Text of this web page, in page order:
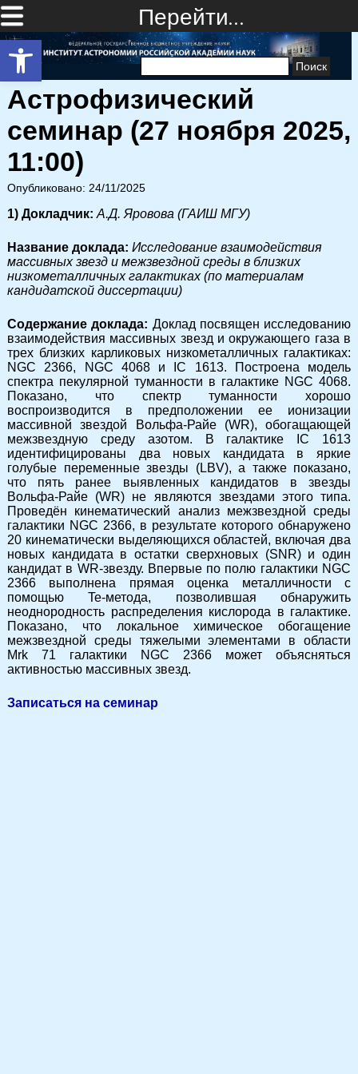
Открыть панель инструментов
Перейти…
Найти:
Астрофизический
семинар (27 ноября 2025,
11:00)
Опубликовано: 24/11/2025
1) Докладчик: А.Д. Яровова (ГАИШ МГУ)
Название доклада: Исследование взаимодействия
массивных звезд и межзвездной среды в близких
низкометалличных галактиках (по материалам
кандидатской диссертации)
Содержание доклада: Доклад посвящен исследованию
взаимодействия массивных звезд и окружающего газа в
трех близких карликовых низкометалличных галактиках:
NGC 2366, NGC 4068 и IC 1613. Построена модель
спектра пекулярной туманности в галактике NGC 4068.
Показано, что спектр туманности хорошо
воспроизводится в предположении ее ионизации
массивной звездой Вольфа-Райе (WR), обогащающей
межзвездную среду азотом. В галактике IC 1613
идентифицированы два новых кандидата в яркие
голубые переменные звезды (LBV), а также показано,
что пять ранее выявленных кандидатов в звезды
Вольфа-Райе (WR) не являются звездами этого типа.
Проведён кинематический анализ межзвездной среды
галактики NGC 2366, в результате которого обнаружено
20 кинематически выделяющихся областей, включая два
новых кандидата в остатки сверхновых (SNR) и один
кандидат в WR-звезду. Впервые по полю галактики NGC
2366 выполнена прямая оценка металличности с
помощью Te-метода, позволившая обнаружить
неоднородность распределения кислорода в галактике.
Показано, что локальное химическое обогащение
межзвездной среды тяжелыми элементами в области
Mrk 71 галактики NGC 2366 может объясняться
активностью массивных звезд.
Записаться на семинар